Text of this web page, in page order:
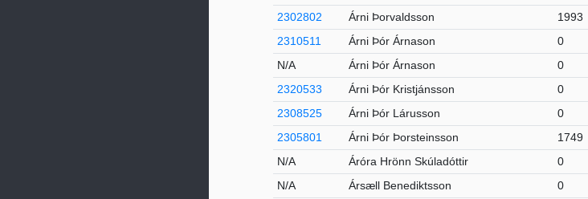
2302802
Árni Þorvaldsson 1993
2310511
Árni Þór Árnason 0
N/A
Árni Þór Árnason 0
2320533
Árni Þór Kristjánsson 0
2308525
Árni Þór Lárusson 0
2305801
Árni Þór Þorsteinsson 1749
N/A
Áróra Hrönn Skúladóttir 0
N/A
Ársæll Benediktsson 0